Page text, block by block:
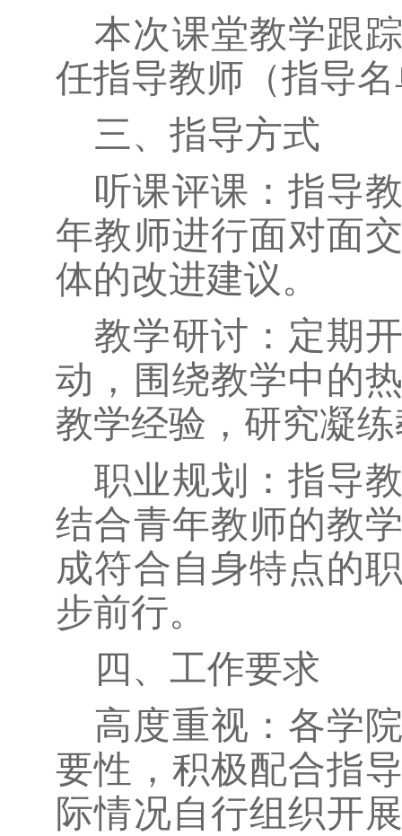
本次课堂教学跟
任指导教师（指导
三、指导方式
听课评课：指导
年教师进行面对面
体的改进建议。
教学研讨：定期
动，围绕教学中的
教学经验，研究凝
职业规划：指导
结合青年教师的教
成符合自身特点的
步前行。
四、工作要求
高度重视：各学
要性，积极配合指
际情况自行组织开